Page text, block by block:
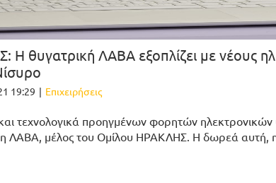
θυγατρική ΛΑΒΑ εξοπλίζει με νέους
19:29 | Επιχειρήσεις
τεχνολογικά προηγμένων φορητών ηλεκτρονικών
ΛΑΒΑ, μέλος του Ομίλου ΗΡΑΚΛΗΣ. Η δωρεά αυτή, η